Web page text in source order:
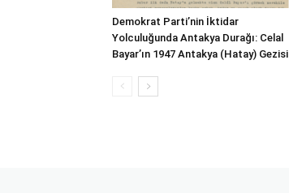
Demokrat Parti’nin İktidar
Yolculuğunda Antakya Durağı: Celal
Bayar’ın 1947 Antakya (Hatay) Gezisi